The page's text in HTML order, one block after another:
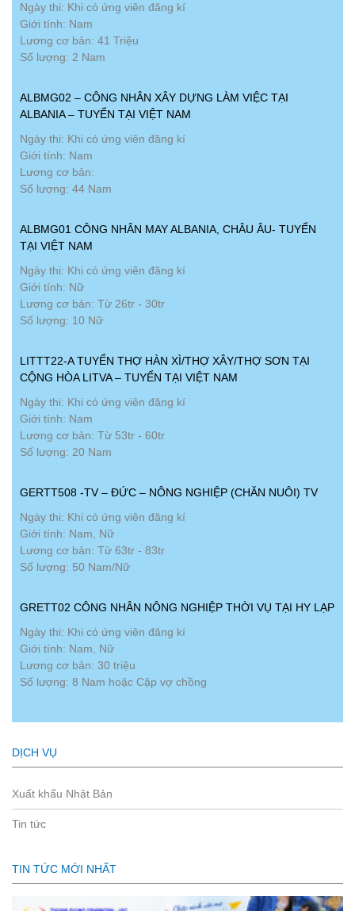
Ngày thi: Khi có ứng viên đăng kí
Giới tính: Nam
Lương cơ bản: 41 Triệu
Số lượng: 2 Nam
ALBMG02 – CÔNG NHÂN XÂY DỰNG LÀM VIỆC TẠI
ALBANIA – TUYỂN TẠI VIỆT NAM
Ngày thi: Khi có ứng viên đăng kí
Giới tính: Nam
Lương cơ bản:
Số lượng: 44 Nam
ALBMG01 CÔNG NHÂN MAY ALBANIA, CHÂU ÂU- TUYỂN
TẠI VIỆT NAM
Ngày thi: Khi có ứng viên đăng kí
Giới tính: Nữ
Lương cơ bản: Từ 26tr - 30tr
Số lượng: 10 Nữ
LITTT22-A TUYỂN THỢ HÀN XÌ/THỢ XÂY/THỢ SƠN TẠI
CỘNG HÒA LITVA – TUYỂN TẠI VIỆT NAM
Ngày thi: Khi có ứng viên đăng kí
Giới tính: Nam
Lương cơ bản: Từ 53tr - 60tr
Số lượng: 20 Nam
GERTT508 -TV – ĐỨC – NÔNG NGHIỆP (CHĂN NUÔI) TV
Ngày thi: Khi có ứng viên đăng kí
Giới tính: Nam, Nữ
Lương cơ bản: Từ 63tr - 83tr
Số lượng: 50 Nam/Nữ
GRETT02 CÔNG NHÂN NÔNG NGHIỆP THỜI VỤ TẠI HY LẠP
Ngày thi: Khi có ứng viên đăng kí
Giới tính: Nam, Nữ
Lương cơ bản: 30 triệu
Số lượng: 8 Nam hoặc Cặp vợ chồng
DỊCH VỤ
Xuất khẩu Nhật Bản
Tin tức
TIN TỨC MỚI NHẤT